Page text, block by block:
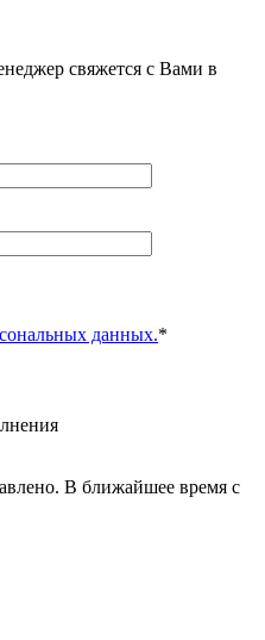
свяжется с Вами в
данных.*
В ближайшее время с